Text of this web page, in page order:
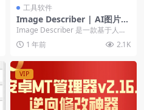
工具软件
Image Describer | AI图片描
述工具——智能解析图片隐藏
细节、情感、含义与数据图表
【在线工具】
Image Describer 是一款基于人工
智能的图片解析工具，能够智能识
别并...1 年前 2.1K
VIP